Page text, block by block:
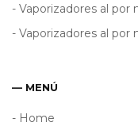
- Vaporizadores al por
- Vaporizadores al
— MENÚ
- Home